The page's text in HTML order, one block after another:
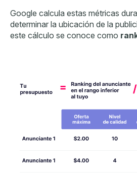
Google calcula estas métricas
determinar la ubicación de la
este cálculo se conoce como